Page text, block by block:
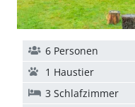
6 Personen
1 Haustier
3 Schlafzimmer